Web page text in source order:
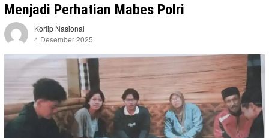
Menjadi Perhatian Mabes Polri
Korlip Nasional
4 Desember 2025